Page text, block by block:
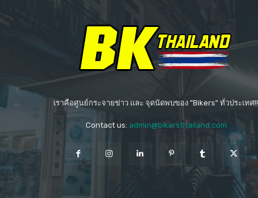
เราคือศูนย์กระจายข่าว เเละ จุดนัดพบของ "Bikers" ทั่วประเทศ!!
Contact us: admin@bikersthailand.com